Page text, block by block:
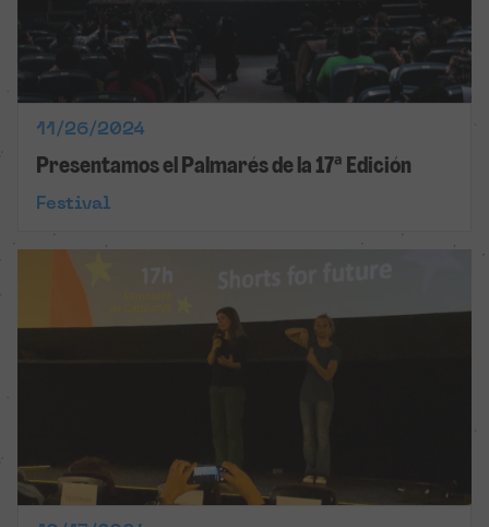
11/26/2024
Presentamos el Palmarés de la 17ª Edición
Festival